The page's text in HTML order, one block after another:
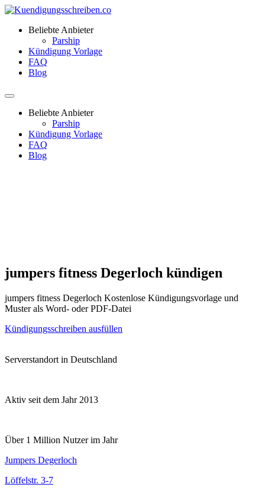
Beliebte Anbieter
Parship
Kündigung Vorlage
FAQ
Blog
Beliebte Anbieter
Parship
Kündigung Vorlage
FAQ
Blog
jumpers fitness Degerloch kündigen
jumpers fitness Degerloch Kostenlose Kündigungsvorlage und
Muster als Word- oder PDF-Datei
Kündigungsschreiben ausfüllen
Serverstandort in Deutschland
Aktiv seit dem Jahr 2013
Über 1 Million Nutzer im Jahr
Jumpers Degerloch
Löffelstr. 3-7